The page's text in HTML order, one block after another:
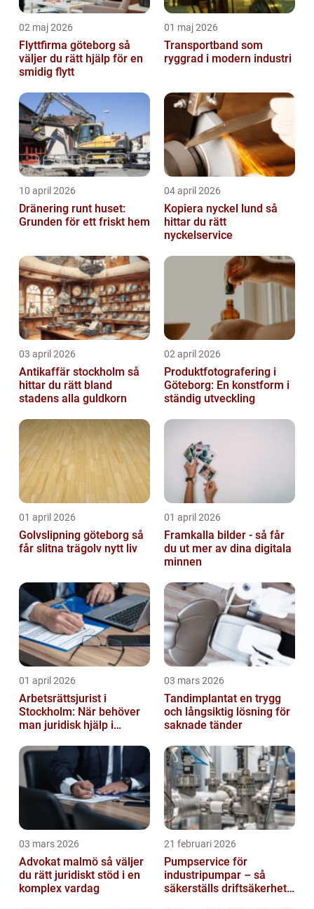
02 maj 2026
Flyttfirma göteborg så
väljer du rätt hjälp för en
smidig flytt
01 maj 2026
Transportband som
ryggrad i modern industri
10 april 2026
Dränering runt huset:
Grunden för ett friskt hem
04 april 2026
Kopiera nyckel lund så
hittar du rätt
nyckelservice
03 april 2026
Antikaffär stockholm så
hittar du rätt bland
stadens alla guldkorn
02 april 2026
Produktfotografering i
Göteborg: En konstform i
ständig utveckling
01 april 2026
Golvslipning göteborg så
får slitna trägolv nytt liv
01 april 2026
Framkalla bilder - så får
du ut mer av dina digitala
minnen
01 april 2026
Arbetsrättsjurist i
Stockholm: När behöver
man juridisk hjälp i
03 mars 2026
Tandimplantat en trygg
och långsiktig lösning för
saknade tänder
03 mars 2026
Advokat malmö så väljer
du rätt juridiskt stöd i en
komplex vardag
21 februari 2026
Pumpservice för
industripumpar – så
säkerställs driftsäkerhet